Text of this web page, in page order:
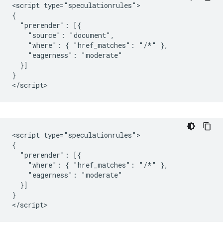
<script type="speculationrules">
{
  "prerender": [{
    "source": "document",
    "where": { "href_matches": "/*" },
    "eagerness": "moderate"
  }]
}
<script type="speculationrules">
{
  "prerender": [{
    "where": { "href_matches": "/*" },
    "eagerness": "moderate"
  }]
}